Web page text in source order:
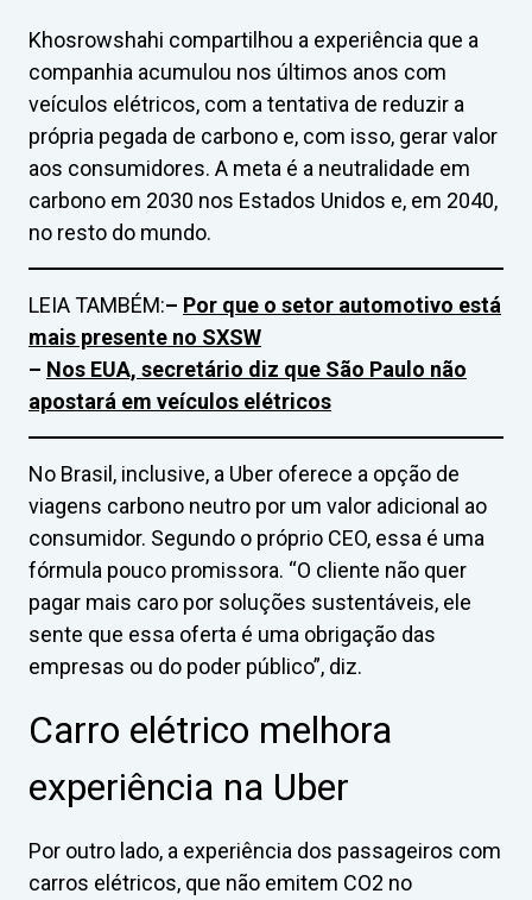
Khosrowshahi compartilhou a experiência que a
companhia acumulou nos últimos anos com
veículos elétricos, com a tentativa de reduzir a
própria pegada de carbono e, com isso, gerar valor
aos consumidores. A meta é a neutralidade em
carbono em 2030 nos Estados Unidos e, em 2040,
no resto do mundo.
LEIA TAMBÉM:– Por que o setor automotivo está
mais presente no SXSW
– Nos EUA, secretário diz que São Paulo não
apostará em veículos elétricos
No Brasil, inclusive, a Uber oferece a opção de
viagens carbono neutro por um valor adicional ao
consumidor. Segundo o próprio CEO, essa é uma
fórmula pouco promissora. “O cliente não quer
pagar mais caro por soluções sustentáveis, ele
sente que essa oferta é uma obrigação das
empresas ou do poder público”, diz.
Carro elétrico melhora
experiência na Uber
Por outro lado, a experiência dos passageiros com
carros elétricos, que não emitem CO2 no